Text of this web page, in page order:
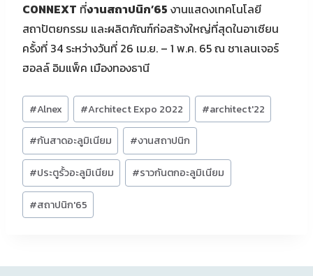
CONNEXT ที่งานสถาปนิก’65 งานแสดงเทคโนโลยี
สถาปัตยกรรม และผลิตภัณฑ์ก่อสร้างใหญ่ที่สุดในอาเซียน
ครั้งที่ 34 ระหว่างวันที่ 26 เม.ย. – 1 พ.ค. 65 ณ ชาเลนเจอร์
ฮอลล์ อิมแพ็ค เมืองทองธานี
Post
Tags:
#Alnex #Architect Expo 2022 #architect'22
#กันสาดอะลูมิเนียม #งานสถาปนิก
#ประตูรั้วอะลูมิเนียม #ราวกันตกอะลูมิเนียม
#สถาปนิก'65